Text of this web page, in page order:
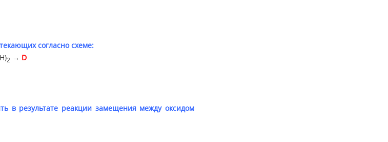
согласно схеме:
2 → D
в результате реакции замещения между оксидом